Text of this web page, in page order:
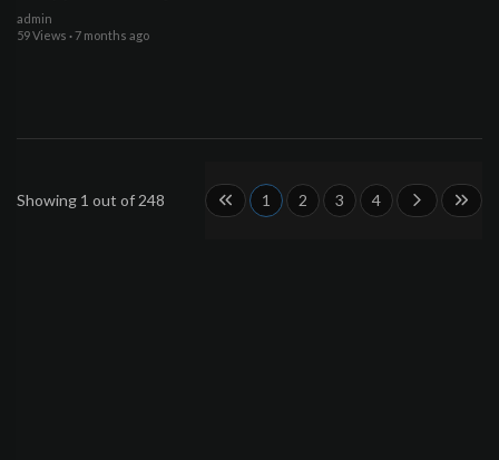
admin
59 Views ·7 months ago
Showing 1 out of 248 1 2 3 4